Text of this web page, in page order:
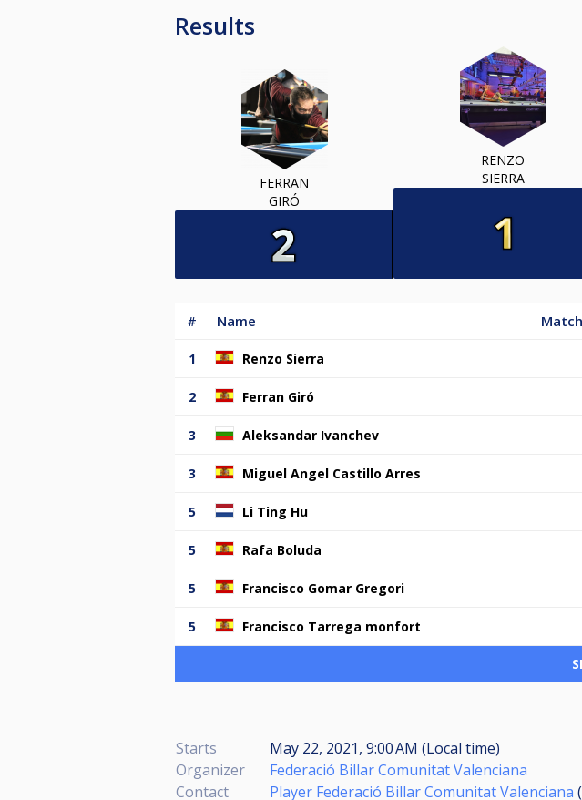
Results
FERRAN
GIRÓ
RENZO
SIERRA
# Name
1 Renzo Sierra
2 Ferran Giró
3 Aleksandar Ivanchev
3 Miguel Angel Castillo Arres
5 Li Ting Hu
5 Rafa Boluda
5 Francisco Gomar Gregori
5 Francisco Tarrega monfort
Starts
May 22, 2021, 9:00 AM (Local time)
Organizer
Federació Billar Comunitat Valenciana
Contact
Player Federació Billar Comunitat Valenciana (